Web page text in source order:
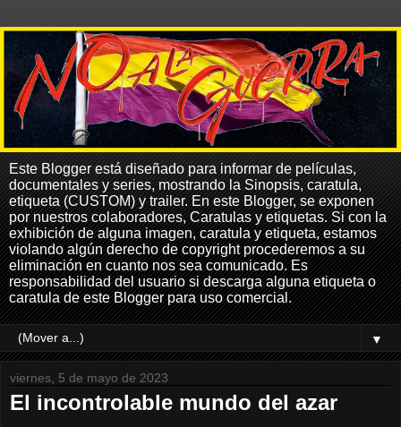
Este Blogger está diseñado para informar de películas,
documentales y series, mostrando la Sinopsis, caratula,
etiqueta (CUSTOM) y trailer. En este Blogger, se exponen
por nuestros colaboradores, Caratulas y etiquetas. Si con la
exhibición de alguna imagen, caratula y etiqueta, estamos
violando algún derecho de copyright procederemos a su
eliminación en cuanto nos sea comunicado. Es
responsabilidad del usuario si descarga alguna etiqueta o
caratula de este Blogger para uso comercial.
▼
viernes, 5 de mayo de 2023
El incontrolable mundo del azar